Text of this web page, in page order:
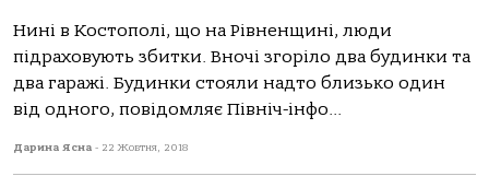
Нині в Костополі, що на Рівненщині, люди
підраховують збитки. Вночі згоріло два будинки та
два гаражі. Будинки стояли надто близько один
від одного, повідомляє Північ-інфо...
Дарина Ясна - 22 Жовтня, 2018